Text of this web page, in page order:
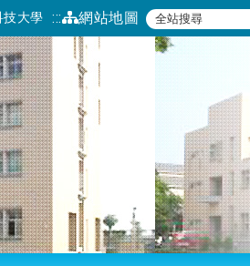
技大學 ::: 網站地圖